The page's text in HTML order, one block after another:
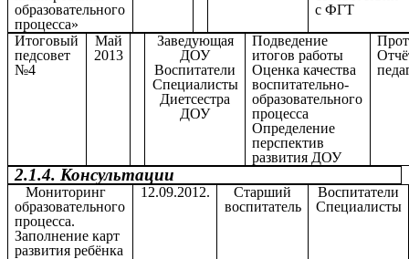
образовательного
процесса»
с ФГТ
Итоговый
педсовет
№4
Май
2013
Заведующая
ДОУ
Воспитатели
Специалисты
Диетсестра
ДОУ
Подведение
итогов работы
Оценка качества
воспитательно-
образовательного
процесса
Определение
перспектив
развития ДОУ
2.1.4. Консультации
Мониторинг
образовательного
процесса.
Заполнение карт
развития ребёнка
12.09.2012.
Старший
воспитатель
Воспитатели
Специалисты